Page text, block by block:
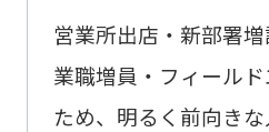
営業所出店・新部署
業職増員・フィール
ため、明るく前向き